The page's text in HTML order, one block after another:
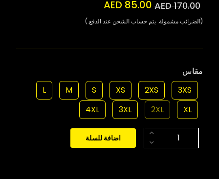
AED 170.00
AED 85.00
(الضرائب مشمولة. يتم حساب الشحن عند الدفع.)
مقاس
3XS
2XS
XS
S
M
L
XL
2XL
3XL
4XL
اضافة للسلة